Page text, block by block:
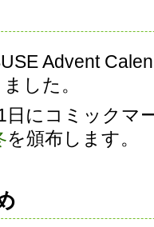
Advent
した。
日にコミックマ
を頒布します。